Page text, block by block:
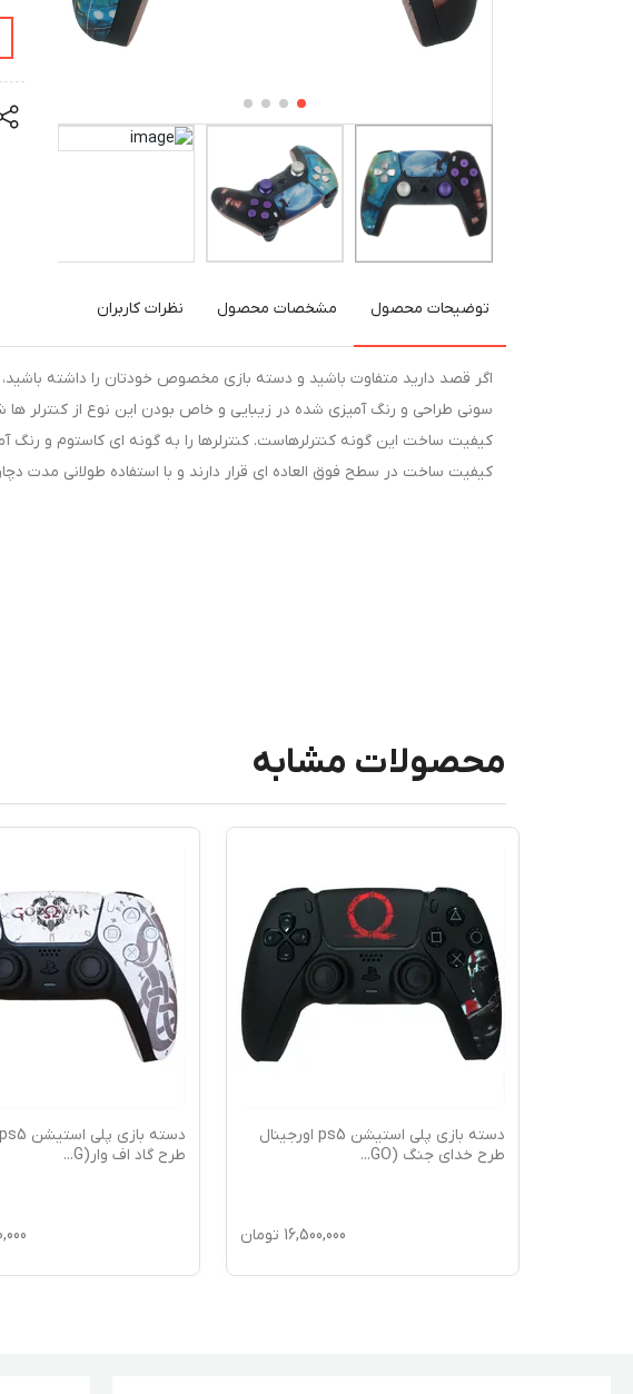
توضیحات محصول مشخصات محصول نظرات کاربران
سونی طراحی و رنگ آمیزی شده در زیبایی و خاص بودن این نوع از کنترلر
کیفیت ساخت این گونه کنترلرهاست. کنترلرها را به گونه ای کاستوم و رنگ
کیفیت ساخت در سطح فوق العاده ای قرار دارند و با استفاده طولانی مدت
محصولات مشابه
دسته بازی پلی استیشن ps5 اورجینال
طرح خدای جنگ (GO
...
16,500,000 تومان
طرح گاد اف وار(G ...